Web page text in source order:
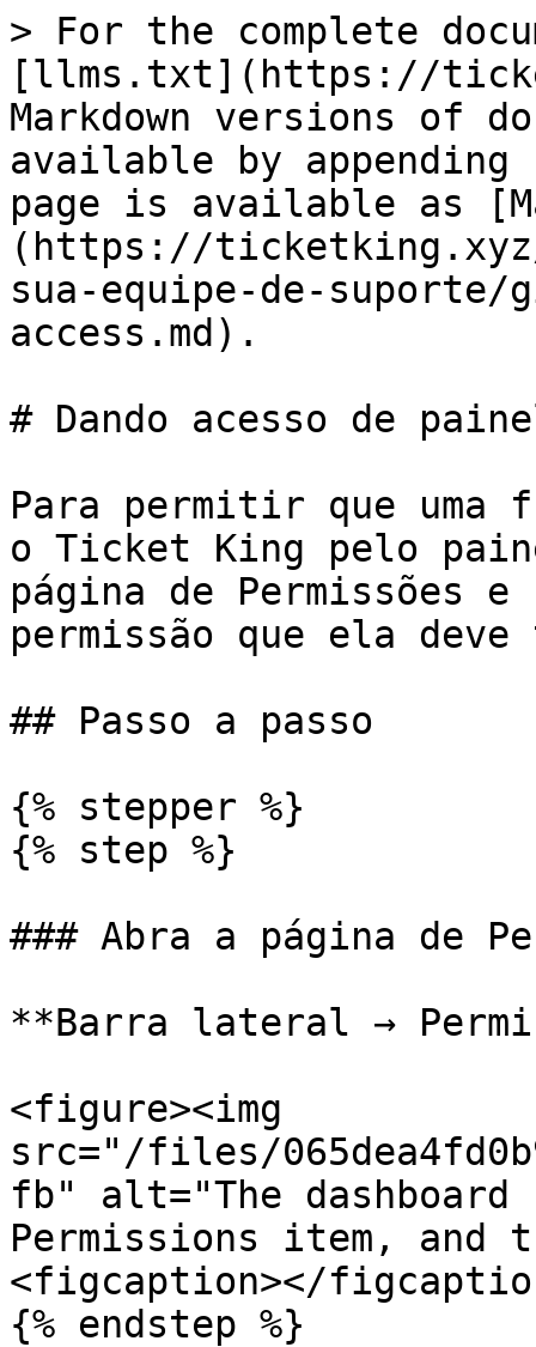
> For the complete
[llms.txt](https://
Markdown versions of
available by
page is available as
(https://
sua-equipe-de-
access.md).
# Dando acesso de
Para permitir que uma
o Ticket King pelo
página de Permissões e
permissão que ela
## Passo a passo
{% stepper %}
{% step %}
### Abra a página de
**Barra lateral →
<figure><img
src="/files/
fb" alt="The
Permissions item, and
<figcaption></
{% endstep %}